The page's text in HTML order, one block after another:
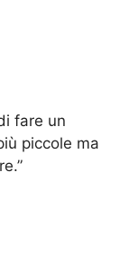
fare un
piccole ma